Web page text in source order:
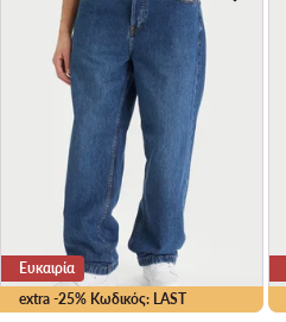
extra -25% Κωδικός: LAST
Ευκαιρία